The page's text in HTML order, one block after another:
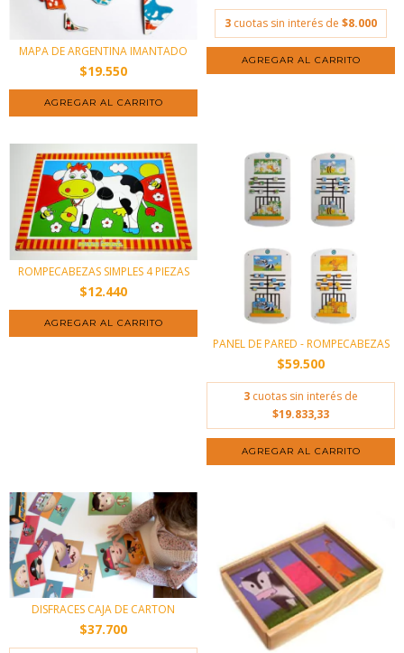
MAPA DE ARGENTINA IMANTADO
$19.550
3 cuotas sin interés de $8.000
ROMPECABEZAS SIMPLES 4 PIEZAS
$12.440
AGREGAR AL CARRITO
PANEL DE PARED - ROMPECABEZAS
$59.500
3 cuotas sin interés de
$19.833,33
DISFRACES CAJA DE CARTON
$37.700